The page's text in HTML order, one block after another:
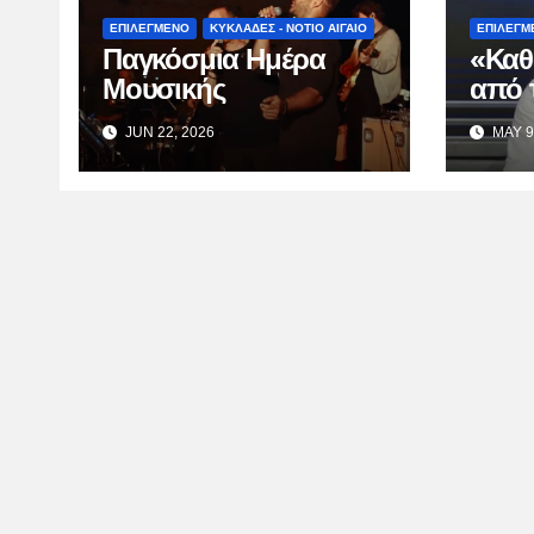
ΕΠΙΛΕΓΜΕΝΟ ΚΥΚΛΑΔΕΣ - ΝΟΤΙΟ ΑΙΓΑΙΟ
Παγκόσμια Ημέρα
Μουσικής
JUN 22, 2026
από
TVMAY